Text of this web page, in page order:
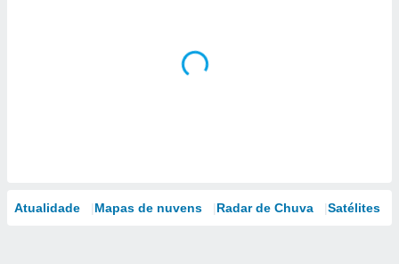
Atualidade Mapas de nuvens Radar de Chuva Satélites